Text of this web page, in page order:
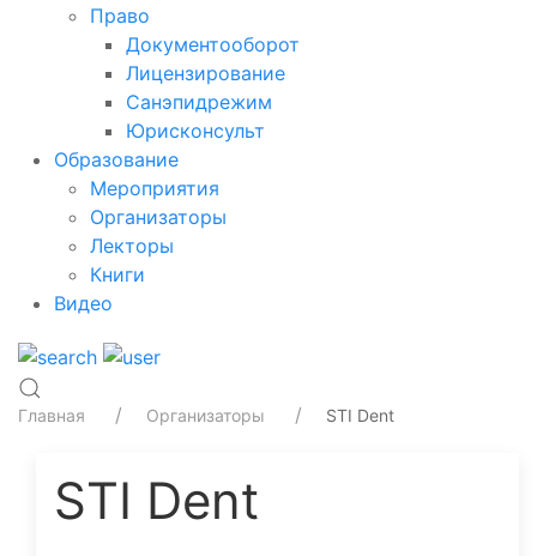
Право
Документооборот
Лицензирование
Санэпидрежим
Юрисконсульт
Образование
Мероприятия
Организаторы
Лекторы
Книги
Видео
Главная Организаторы STI Dent
STI Dent